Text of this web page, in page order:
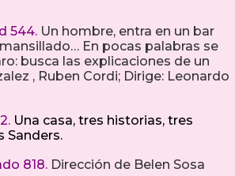
544. Un hombre, entra en un bar
En pocas palabras se
busca las explicaciones de un
, Ruben Cordi; Dirige: Leonardo
Una casa, tres historias, tres
Sanders.
818. Dirección de Belen Sosa